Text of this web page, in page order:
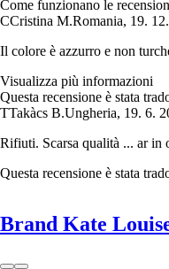
Come funzionano le
CCristina M.Romania, 19.
Il colore è azzurro e non
Visualizza più informazioni
Questa recensione è stata
TTakàcs B.Ungheria, 19. 6.
Rifiuti. Scarsa qualità ... ar in
Questa recensione è stata
Brand Kate